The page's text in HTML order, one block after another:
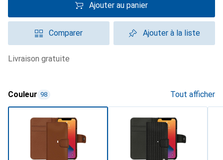
Ajouter au panier
Comparer Ajouter à la liste
livraison gratuite
Couleur 98 Tout afficher